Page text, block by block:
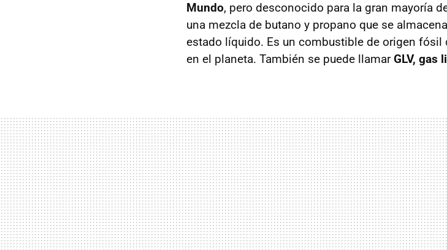
Mundo, pero desconocido para la gran mayoría
una mezcla de butano y propano que se
estado líquido. Es un combustible de origen
en el planeta. También se puede llamarGLV, gas